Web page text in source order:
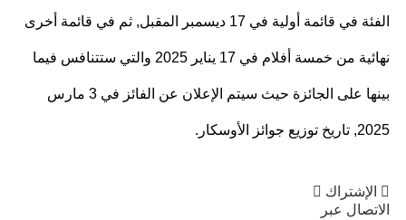
الفئة في قائمة أولية في 17 ديسمبر المقبل, ثم في قائمة أخرى
نهائية من خمسة أفلام في 17 يناير 2025 والتي ستتنافس فيما
بينها على الجائزة حيث سيتم الإعلان عن الفائز في 3 مارس
جوائز الأوسكار.
الإشتراك
عبر